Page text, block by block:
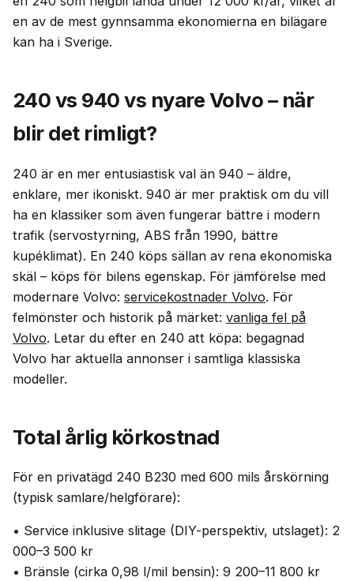
en av de mest gynnsamma ekonomierna en bilägare
kan ha i Sverige.
240 vs 940 vs nyare Volvo – när
blir det rimligt?
240 är en mer entusiastisk val än 940 – äldre,
enklare, mer ikoniskt. 940 är mer praktisk om du vill
ha en klassiker som även fungerar bättre i modern
trafik (servostyrning, ABS från 1990, bättre
kupéklimat). En 240 köps sällan av rena ekonomiska
skäl – köps för bilens egenskap. För jämförelse med
modernare Volvo: servicekostnader Volvo. För
felmönster och historik på märket: vanliga fel på
Volvo. Letar du efter en 240 att köpa: begagnad
Volvo har aktuella annonser i samtliga klassiska
modeller.
Total årlig körkostnad
För en privatägd 240 B230 med 600 mils årskörning
(typisk samlare/helgförare):
• Service inklusive slitage (DIY-perspektiv, utslaget): 2
000–3 500 kr
• Bränsle (cirka 0,98 l/mil bensin): 9 200–11 800 kr